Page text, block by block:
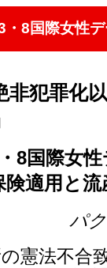
・8国際女性
非犯罪化
8国際女
険適用と
パ
憲法不合